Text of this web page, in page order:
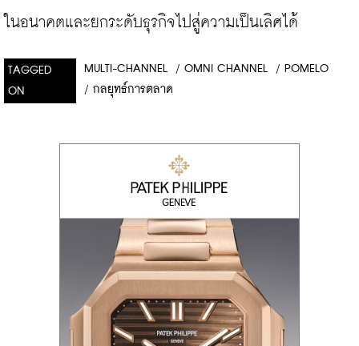
ในอนาคตและยกระดับธุรกิจไปสู่ความเป็นเลิศได้
TAGGED
ON
MULTI-CHANNEL / OMNI CHANNEL / POMELO
/ กลยุทธ์การตลาด